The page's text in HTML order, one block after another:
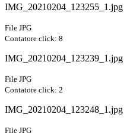
IMG_20210204_123255_1.jpg
File JPG
Contatore click: 8
IMG_20210204_123239_1.jpg
File JPG
Contatore click: 2
IMG_20210204_123248_1.jpg
File JPG